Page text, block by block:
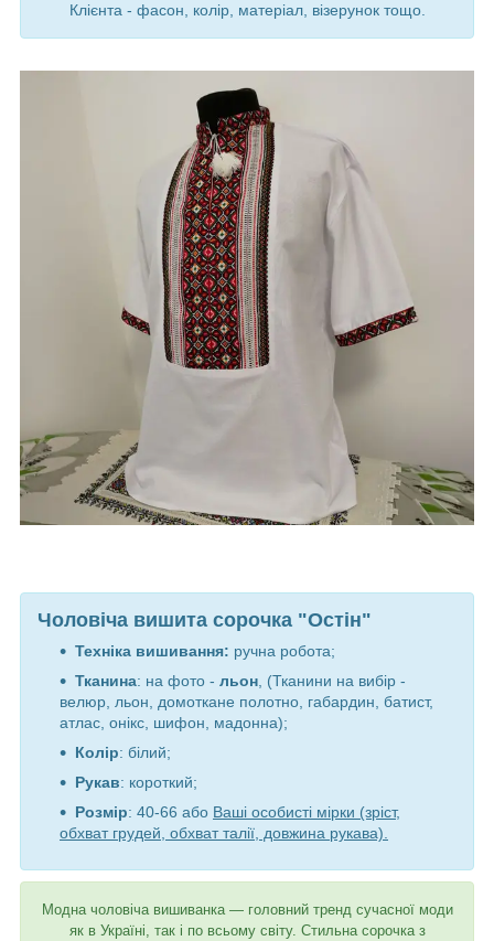
Клієнта - фасон, колір, матеріал, візерунок тощо.
Чоловіча вишита сорочка "Остін"
Техніка вишивання: ручна робота;
Тканина: на фото - льон, (Тканини на вибір -
велюр, льон, домоткане полотно, габардин, батист,
атлас, онікс, шифон, мадонна);
Колір: білий;
Рукав: короткий;
Розмір: 40-66 або Ваші особисті мірки (зріст,
обхват грудей, обхват талії, довжина рукава).
Модна чоловіча вишиванка ― головний тренд сучасної моди
як в Україні, так і по всьому світу. Стильна сорочка з